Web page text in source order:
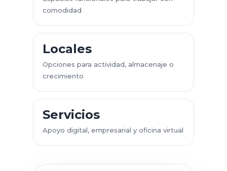
comodidad
Locales
Opciones para actividad, almacenaje o
crecimiento
Servicios
Apoyo digital, empresarial y oficina virtual